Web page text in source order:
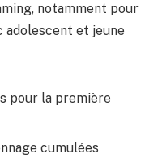
notamment pour
adolescent et jeune
pour la première
cumulées